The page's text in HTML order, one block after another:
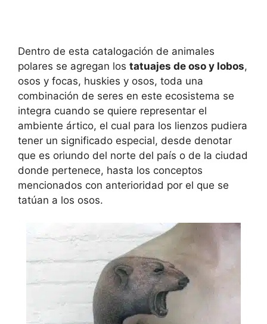
Dentro de esta catalogación de animales
polares se agregan los tatuajes de oso y lobos,
osos y focas, huskies y osos, toda una
combinación de seres en este ecosistema se
integra cuando se quiere representar el
ambiente ártico, el cual para los lienzos pudiera
tener un significado especial, desde denotar
que es oriundo del norte del país o de la ciudad
donde pertenece, hasta los conceptos
mencionados con anterioridad por el que se
tatúan a los osos.